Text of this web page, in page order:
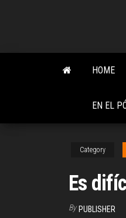
content
HOME
EN EL
Category
Es
By PUBLISHER